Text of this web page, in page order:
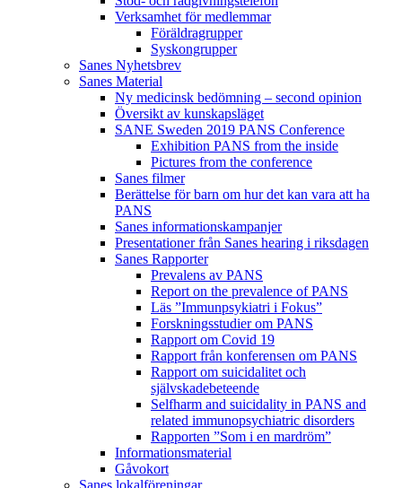
Verksamhet för medlemmar
Föräldragrupper
Syskongrupper
Sanes Nyhetsbrev
Sanes Material
Ny medicinsk bedömning – second opinion
Översikt av kunskapsläget
SANE Sweden 2019 PANS Conference
Exhibition PANS from the inside
Pictures from the conference
Sanes filmer
Berättelse för barn om hur det kan vara att ha
PANS
Sanes informationskampanjer
Presentationer från Sanes hearing i riksdagen
Sanes Rapporter
Prevalens av PANS
Report on the prevalence of PANS
Läs ”Immunpsykiatri i Fokus”
Forskningsstudier om PANS
Rapport om Covid 19
Rapport från konferensen om PANS
Rapport om suicidalitet och
självskadebeteende
Selfharm and suicidality in PANS and
related immunopsychiatric disorders
Rapporten ”Som i en mardröm”
Informationsmaterial
Gåvokort
Sanes lokalföreningar